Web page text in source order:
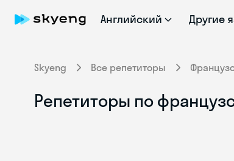
Английский Другие
Skyeng Все репетиторы
Репетиторы по